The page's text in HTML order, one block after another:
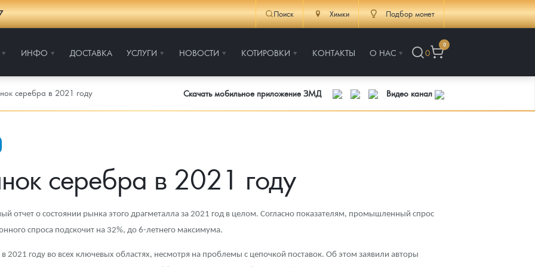
Поиск Химки Подбор монет
ИНФО ДОСТАВКА УСЛУГИ НОВОСТИ КОТИРОВКИ КОНТАКТЫ О НАС 0
0
серебра в 2021 году Скачать мобильное приложение ЗМД Видео канал
серебра в 2021 году
отчет о состоянии рынка этого драгметалла за 2021 год в целом. Согласно показателям, промышленный спрос
спроса подскочит на 32%, до 6-летнего максимума.
2021 году во всех ключевых областях, несмотря на проблемы с цепочкой поставок. Об этом заявили авторы